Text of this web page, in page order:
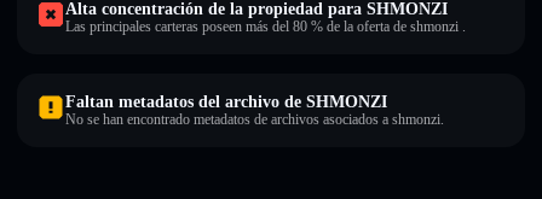
Alta concentración de la propiedad para SHMONZI
Las principales carteras poseen más del 80 % de la oferta de shmonzi .
Faltan metadatos del archivo de SHMONZI
No se han encontrado metadatos de archivos asociados a shmonzi.